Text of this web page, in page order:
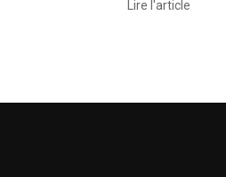
Lire l'article